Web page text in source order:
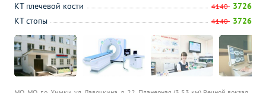
КТ плечевой кости
4140 3726
КТ стопы
4140 3726